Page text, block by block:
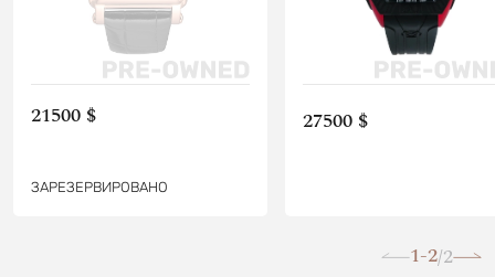
21500 $
ЗАРЕЗЕРВИРОВАНО
27500 $
1-2/2